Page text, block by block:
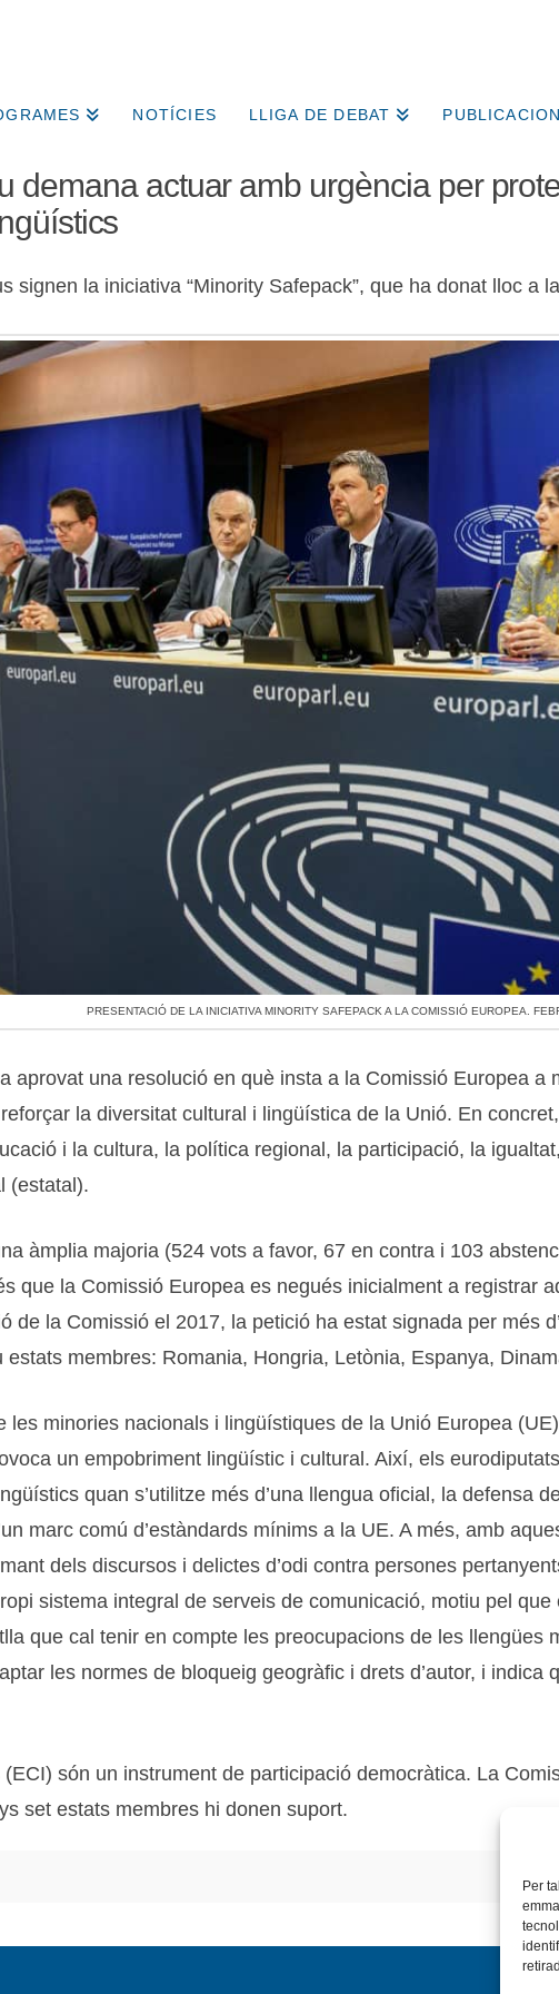
Per
NOTÍCIES LLIGA DE DEBAT
demana actuar amb urgència per
signen la iniciativa “Minority Safepack”, que ha donat lloc a
PRESENTACIÓ DE LA INICIATIVA MINORITY SAFEPACK A LA COMISSIÓ EUROPEA.
aprovat una resolució en què insta a la Comissió Europea
la diversitat cultural i lingüística de la Unió. En
i la cultura, la política regional, la participació, la
(estatal).
àmplia majoria (524 vots a favor, 67 en contra i 103
que la Comissió Europea es negués inicialment a registrar
de la Comissió el 2017, la petició ha estat signada per més
membres: Romania, Hongria, Letònia, Espanya,
minories nacionals i lingüístiques de la Unió Europea
un empobriment lingüístic i cultural. Així, els
quan s’utilitze més d’una llengua oficial, la defensa
marc comú d’estàndards mínims a la UE. A més, amb
dels discursos i delictes d’odi contra persones
sistema integral de serveis de comunicació, motiu pel
que cal tenir en compte les preocupacions de les llengües
les normes de bloqueig geogràfic i drets d’autor, i
són un instrument de participació democràtica. La
set estats membres hi donen suport.